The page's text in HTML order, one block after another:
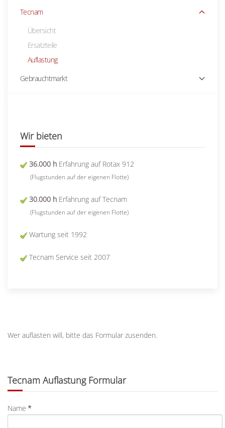
Tecnam
Übersicht
Ersatzteile
Auflastung
Gebrauchtmarkt
Wir bieten
36.000 h Erfahrung auf Rotax 912
(Flugstunden auf der eigenen Flotte)
30.000 h Erfahrung auf Tecnam
(Flugstunden auf der eigenen Flotte)
Wartung seit 1992
Tecnam Service seit 2007
Wer auflasten will, bitte das Formular zusenden.
Tecnam Auflastung Formular
Name *